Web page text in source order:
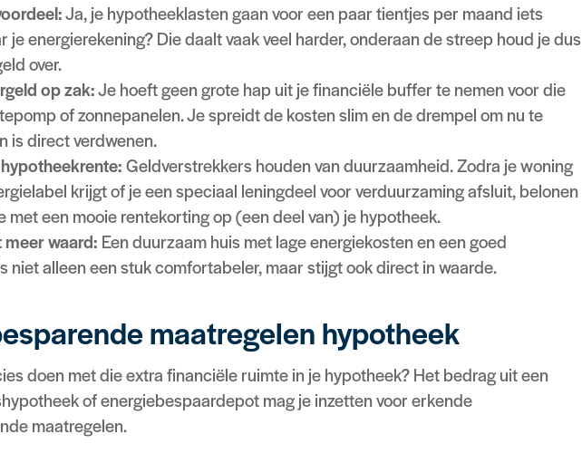
Ja, je hypotheeklasten gaan voor een paar tientjes per maand iets
je energierekening? Die daalt vaak veel harder, onderaan de streep houd je dus
over.
op zak:Je hoeft geen grote hap uit je financiële buffer te nemen voor die
of zonnepanelen. Je spreidt de kosten slim en de drempel om nu te
is direct verdwenen.
Geldverstrekkers houden van duurzaamheid. Zodra je woning
krijgt of je een speciaal leningdeel voor verduurzaming afsluit, belonen
met een mooie rentekorting op (een deel van) je hypotheek.
waard: Een duurzaam huis met lage energiekosten en een goed
niet alleen een stuk comfortabeler, maar stijgt ook direct in waarde.
maatregelen hypotheek
doen met die extra financiële ruimte in je hypotheek? Het bedrag uit een
of energiebespaardepot mag je inzetten voor erkende
maatregelen.